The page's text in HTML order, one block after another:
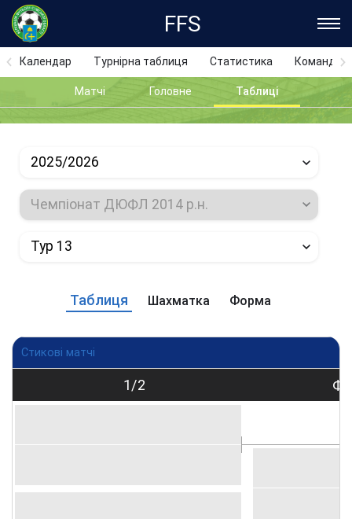
FFS
Календар Турнірна таблиця Статистика Команди
Матчі Головне Таблиці
2025/2026
Чемпіонат ДЮФЛ 2014 р.н.
Тур 13
Таблиця Шахматка Форма
Стикові матчі
1/2